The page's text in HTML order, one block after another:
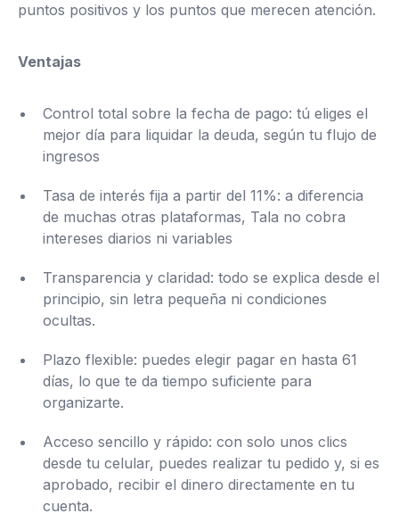
puntos positivos y los puntos que merecen atención.
Ventajas
Control total sobre la fecha de pago: tú eliges el
mejor día para liquidar la deuda, según tu flujo de
ingresos
Tasa de interés fija a partir del 11%: a diferencia
de muchas otras plataformas, Tala no cobra
intereses diarios ni variables
Transparencia y claridad: todo se explica desde el
principio, sin letra pequeña ni condiciones
ocultas.
Plazo flexible: puedes elegir pagar en hasta 61
días, lo que te da tiempo suficiente para
organizarte.
Acceso sencillo y rápido: con solo unos clics
desde tu celular, puedes realizar tu pedido y, si es
aprobado, recibir el dinero directamente en tu
cuenta.